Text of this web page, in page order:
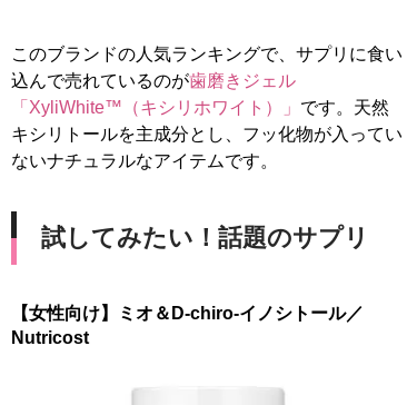
このブランドの人気ランキングで、サプリに食い
込んで売れているのが歯磨きジェル
「XyliWhite™（キシリホワイト）」 です。天然
キシリトールを主成分とし、フッ化物が入ってい
ないナチュラルなアイテムです。
試してみたい！話題のサプリ
【女性向け】ミオ＆D-chiro-イノシトール／
Nutricost